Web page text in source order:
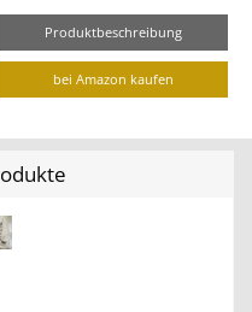
Produktbeschreibung
bei Amazon kaufen